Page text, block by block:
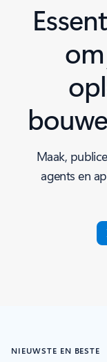
Maak,
agents en
NIEUWSTE EN BESTE